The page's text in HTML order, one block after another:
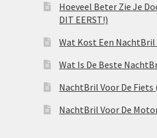
Hoeveel Beter Zie Je
DIT EERST!)
Wat Kost Een NachtBril
Wat Is De Beste
NachtBril Voor De Fiets
NachtBril Voor De